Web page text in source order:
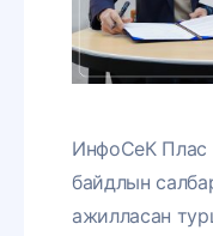
ИнфоСеК Плас
байдлын
ажилласан